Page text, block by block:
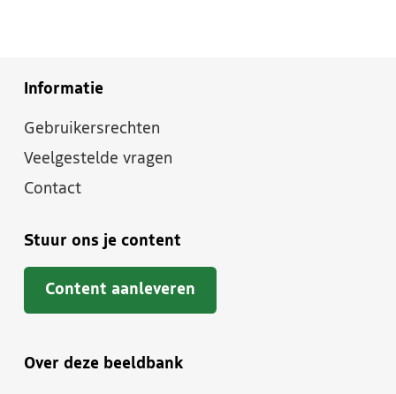
Informatie
Gebruikersrechten
Veelgestelde vragen
Contact
Stuur ons je content
Content aanleveren
Over deze beeldbank